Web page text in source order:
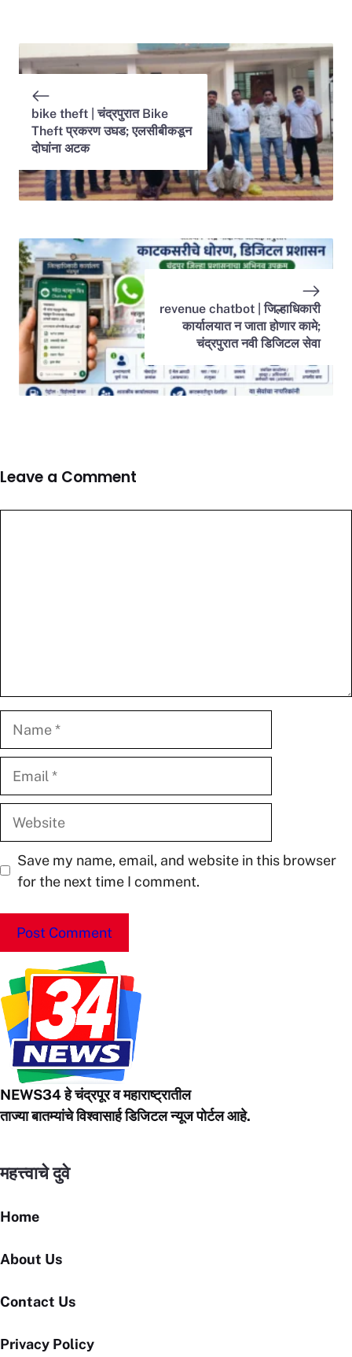
bike theft | चंद्रपुरात Bike
Theft प्रकरण उघड; एलसीबीकडून
दोघांना अटक
revenue chatbot | जिल्हाधिकारी
कार्यालयात न जाता होणार कामे;
चंद्रपुरात नवी डिजिटल सेवा
Leave a Comment
Website
Save my name, email, and website in this browser
for the next time I comment.
NEWS34 हे चंद्रपूरव महाराष्ट्रातील
ताज्या बातम्यांचे विश्वासार्ह डिजिटल न्यूज पोर्टल आहे.
महत्त्वाचे दुवे
Home
About Us
Contact Us
Privacy Policy